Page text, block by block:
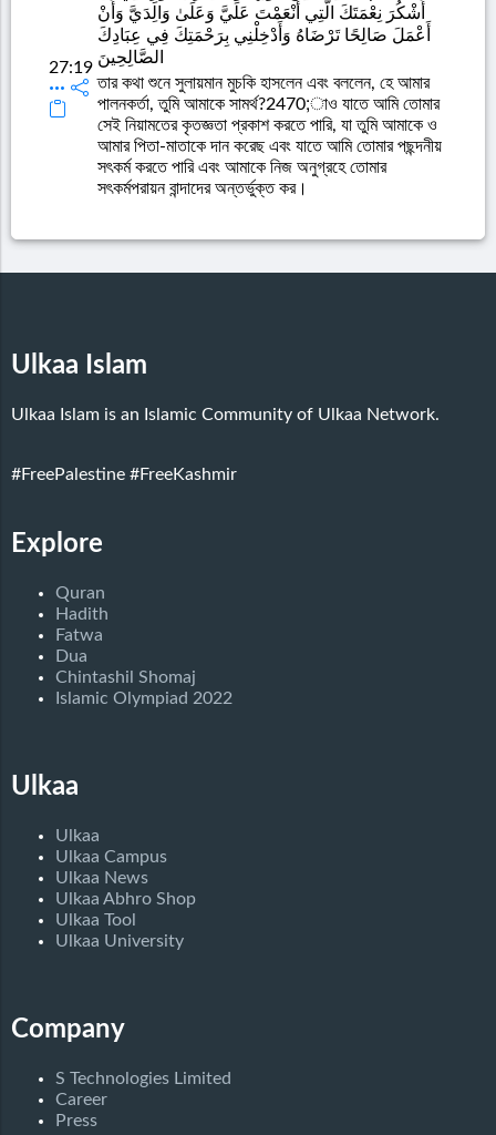
27:19
أَشْكُرَ نِعْمَتَكَ الَّتِي أَنْعَمْتَ عَلَيَّ وَعَلَىٰ وَالِدَيَّ وَأَنْ
أَعْمَلَ صَالِحًا تَرْضَاهُ وَأَدْخِلْنِي بِرَحْمَتِكَ فِي عِبَادِكَ
الصَّالِحِينَ
তার কথা শুনে সুলায়মান মুচকি হাসলেন এবং বললেন, হে আমার
পালনকর্তা, তুমি আমাকে সামর্থ?2470;াও যাতে আমি তোমার
সেই নিয়ামতের কৃতজ্ঞতা প্রকাশ করতে পারি, যা তুমি আমাকে ও
আমার পিতা-মাতাকে দান করেছ এবং যাতে আমি তোমার পছন্দনীয়
সৎকর্ম করতে পারি এবং আমাকে নিজ অনুগ্রহে তোমার
সৎকর্মপরায়ন বান্দাদের অন্তর্ভুক্ত কর।
Ulkaa Islam
Ulkaa Islam is an Islamic Community of Ulkaa Network.
#FreePalestine #FreeKashmir
Explore
Quran
Hadith
Fatwa
Dua
Chintashil Shomaj
Islamic Olympiad 2022
Ulkaa
Ulkaa
Ulkaa Campus
Ulkaa News
Ulkaa Abhro Shop
Ulkaa Tool
Ulkaa University
Company
S Technologies Limited
Career
Press